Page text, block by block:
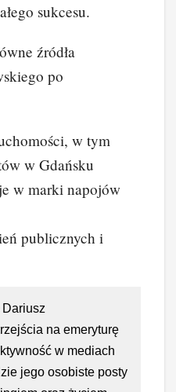
sukcesu.
źródła
po
w tym
w Gdańsku
w marki napojów
publicznych i
na emeryturę
w mediach
jego osobiste posty